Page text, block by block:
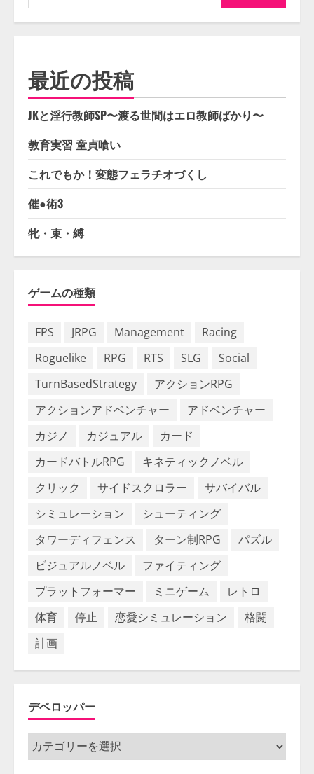
索:
最近の投稿
JKと淫行教師SP〜渡る世間はエロ教師ばかり〜
教育実習 童貞喰い
これでもか！変態フェラチオづくし
催●術3
牝・束・縛
ゲームの種類
FPS JRPG Management
Racing
Roguelike
RPG RTS SLG
Social
TurnBasedStrategy
アクションRPG
アクションアドベンチャー
アドベンチャー
カジノ
カジュアル
カード
カードバトルRPG
キネティックノベル
クリック
サイドスクロラー
サバイバル
シミュレーション
シューティング
タワーディフェンス
ターン制RPG
パズル
ビジュアルノベル
ファイティング
プラットフォーマー
ミニゲーム
レトロ
体育
停止 恋愛シミュレーション
格闘
計画
デベロッパー
デ
ベ